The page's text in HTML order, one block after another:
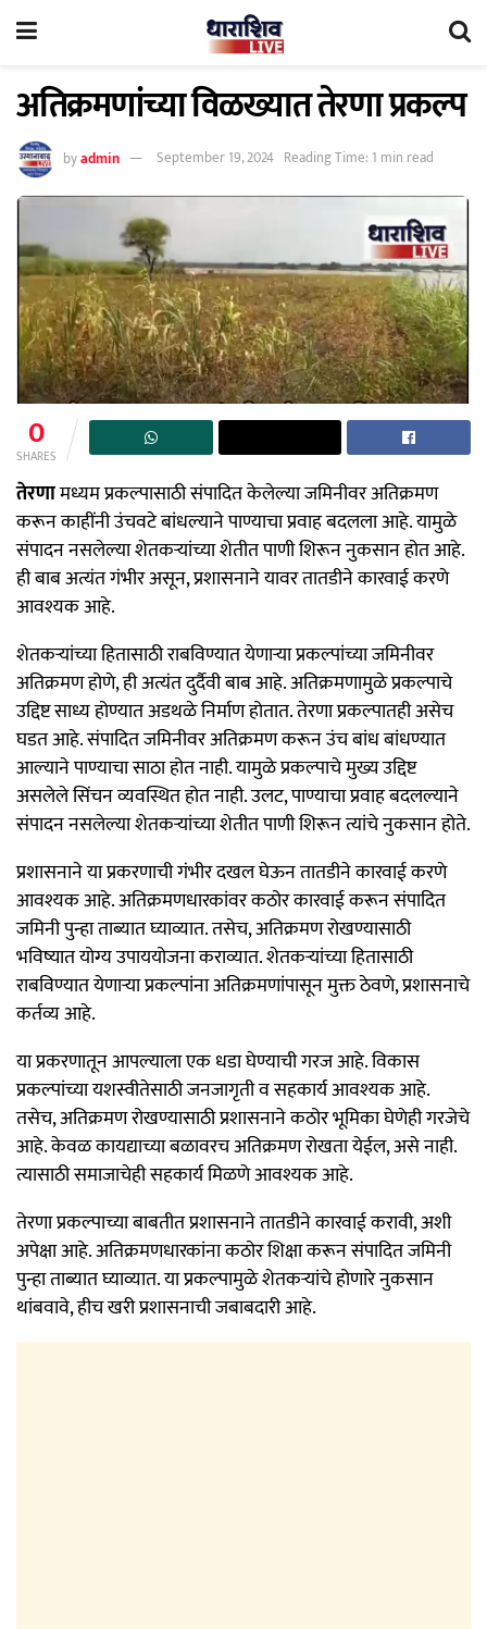
अतिक्रमणांच्या विळख्यात तेरणा प्रकल्प
byadmin September 19, 2024 Reading Time: 1 min read
0
SHARES
तेरणामध्यम प्रकल्पासाठी संपादित केलेल्या जमिनीवर अतिक्रमण
करून काहींनी उंचवटे बांधल्याने पाण्याचा प्रवाह बदलला आहे. यामुळे
संपादन नसलेल्या शेतकऱ्यांच्या शेतीत पाणी शिरून नुकसान होत आहे.
ही बाब अत्यंत गंभीर असून, प्रशासनाने यावर तातडीने कारवाई करणे
आवश्यक आहे.
शेतकऱ्यांच्या हितासाठी राबविण्यात येणाऱ्या प्रकल्पांच्या जमिनीवर
अतिक्रमण होणे, ही अत्यंत दुर्दैवी बाब आहे. अतिक्रमणामुळे प्रकल्पाचे
उद्दिष्ट साध्य होण्यात अडथळे निर्माण होतात. तेरणा प्रकल्पातही असेच
घडत आहे. संपादित जमिनीवर अतिक्रमण करून उंच बांध बांधण्यात
आल्याने पाण्याचा साठा होत नाही. यामुळे प्रकल्पाचे मुख्य उद्दिष्ट
असलेले सिंचन व्यवस्थित होत नाही. उलट, पाण्याचा प्रवाह बदलल्याने
संपादन नसलेल्या शेतकऱ्यांच्या शेतीत पाणी शिरून त्यांचे नुकसान होते.
प्रशासनाने या प्रकरणाची गंभीर दखल घेऊन तातडीने कारवाई करणे
आवश्यक आहे. अतिक्रमणधारकांवर कठोर कारवाई करून संपादित
जमिनी पुन्हा ताब्यात घ्याव्यात. तसेच, अतिक्रमण रोखण्यासाठी
भविष्यात योग्य उपाययोजना कराव्यात. शेतकऱ्यांच्या हितासाठी
राबविण्यात येणाऱ्या प्रकल्पांना अतिक्रमणांपासून मुक्त ठेवणे, प्रशासनाचे
कर्तव्य आहे.
या प्रकरणातून आपल्याला एक धडा घेण्याची गरज आहे. विकास
प्रकल्पांच्या यशस्वीतेसाठी जनजागृती व सहकार्य आवश्यक आहे.
तसेच, अतिक्रमण रोखण्यासाठी प्रशासनाने कठोर भूमिका घेणेही गरजेचे
आहे. केवळ कायद्याच्या बळावरच अतिक्रमण रोखता येईल, असे नाही.
त्यासाठी समाजाचेही सहकार्य मिळणे आवश्यक आहे.
तेरणा प्रकल्पाच्या बाबतीत प्रशासनाने तातडीने कारवाई करावी, अशी
अपेक्षा आहे. अतिक्रमणधारकांना कठोर शिक्षा करून संपादित जमिनी
पुन्हा ताब्यात घ्याव्यात. या प्रकल्पामुळे शेतकऱ्यांचे होणारे नुकसान
थांबवावे, हीच खरी प्रशासनाची जबाबदारी आहे.